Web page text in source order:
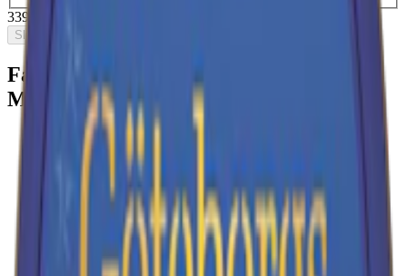
339,90 kr
Slut i lager
Fakta om Göteborgs Rapé White
Minisnus
Varumärke
Tillverkare:
Swedish Match
white portion
milt snus